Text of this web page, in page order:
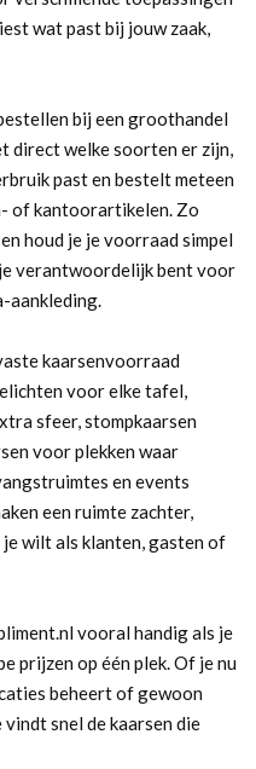
wat past bij jouw zaak,
bij een groothandel
direct welke soorten er zijn,
past en bestelt meteen
of kantoorartikelen. Zo
houd je je voorraad simpel
verantwoordelijk bent voor
aankleding.
kaarsenvoorraad
voor elke tafel,
sfeer, stompkaarsen
voor plekken waar
en events
een ruimte zachter,
wilt als klanten, gasten of
vooral handig als je
prijzen op één plek. Of je nu
beheert of gewoon
snel de kaarsen die